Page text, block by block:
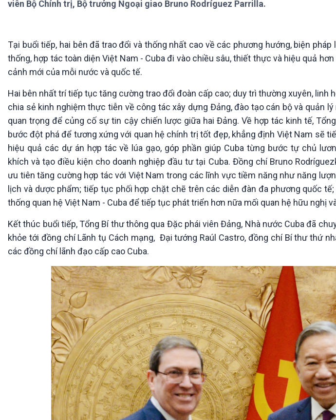
360 độ Sức khỏe
Chuyên gia của bạn
Xã hội chuyển động
Bước chân đến trường
Kết nối công nghệ
Chát với người nổi tiếng
Thanh âm ký sự
Chân dung cuộc sống
Các chương trình đặc biệt
viên Bộ Chính trị, Bộ trưởng Ngoại giao Bruno Rodríguez Parrilla.
Tại buổi tiếp, hai bên đã trao đổi và thống nhất cao về các phương hướng, biện
thống, hợp tác toàn diện Việt Nam - Cuba đi vào chiều sâu, thiết thực và hiệu quả
cảnh mới của mỗi nước và quốc tế.
Hai bên nhất trí tiếp tục tăng cường trao đổi đoàn cấp cao; duy trì thường xuyên, linh
chia sẻ kinh nghiệm thực tiễn về công tác xây dựng Đảng, đào tạo cán bộ và quản
quan trọng để củng cố sự tin cậy chiến lược giữa hai Đảng. Về hợp tác kinh tế,
bước đột phá để tương xứng với quan hệ chính trị tốt đẹp, khẳng định Việt Nam sẽ
hiệu quả các dự án hợp tác về lúa gạo, góp phần giúp Cuba từng bước tự chủ
khích và tạo điều kiện cho doanh nghiệp đầu tư tại Cuba. Đồng chí Bruno
ưu tiên tăng cường hợp tác với Việt Nam trong các lĩnh vực tiềm năng như năng
lịch và dược phẩm; tiếp tục phối hợp chặt chẽ trên các diễn đàn đa phương quốc
thống quan hệ Việt Nam - Cuba để tiếp tục phát triển hơn nữa mối quan hệ hữu nghị
Kết thúc buổi tiếp, Tổng Bí thư thông qua Đặc phái viên Đảng, Nhà nước Cuba đã
khỏe tới đồng chí Lãnh tụ Cách mạng, Đại tướng Raúl Castro, đồng chí Bí thư thứ
các đồng chí lãnh đạo cấp cao Cuba.